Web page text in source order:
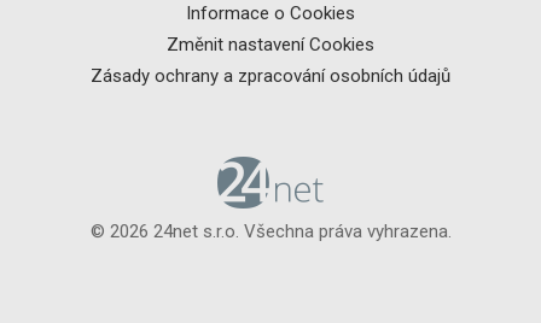
Informace o Cookies
Změnit nastavení Cookies
Zásady ochrany a zpracování osobních údajů
© 2026 24net s.r.o. Všechna práva vyhrazena.